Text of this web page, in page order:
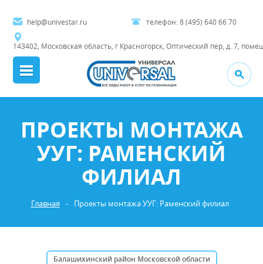
help@univestar.ru
143402, Московская область, г Красногорск, Оптический пер, д. 7,
телефон: 8 (495) 640 66 70
ПРОЕКТЫ МОНТАЖА
УУГ: РАМЕНСКИЙ
ФИЛИАЛ
Главная - Проекты монтажа УУГ: Раменский филиал
Балашихинский район Московской области